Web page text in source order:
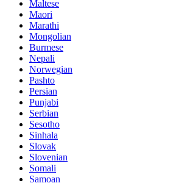
Maltese
Maori
Marathi
Mongolian
Burmese
Nepali
Norwegian
Pashto
Persian
Punjabi
Serbian
Sesotho
Sinhala
Slovak
Slovenian
Somali
Samoan